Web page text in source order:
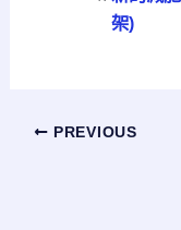
架)
PREVIOUS